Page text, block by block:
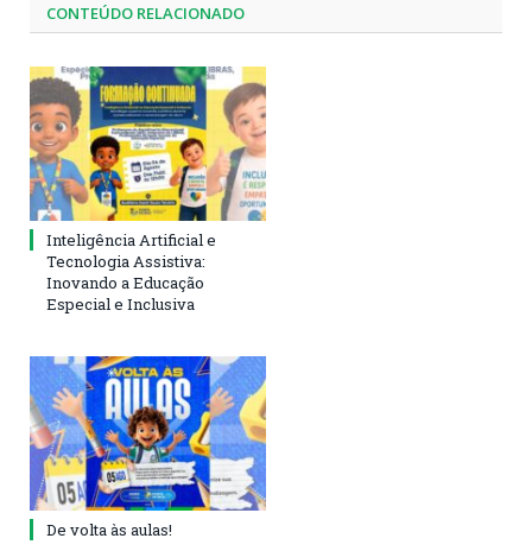
CONTEÚDO RELACIONADO
Inteligência Artificial e
Tecnologia Assistiva:
Inovando a Educação
Especial e Inclusiva
De volta às aulas!